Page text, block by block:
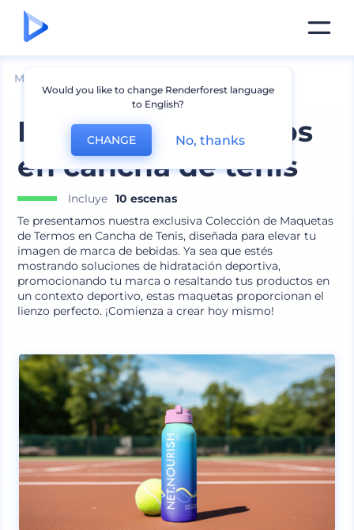
Mockups
Mockups de termos
en cancha de tenis
Incluye 10 escenas
Te presentamos nuestra exclusiva Colección de Maquetas
de Termos en Cancha de Tenis, diseñada para elevar tu
imagen de marca de bebidas. Ya sea que estés
mostrando soluciones de hidratación deportiva,
promocionando tu marca o resaltando tus productos en
un contexto deportivo, estas maquetas proporcionan el
lienzo perfecto. ¡Comienza a crear hoy mismo!
Would you like to change Renderforest language
to English?
CHANGE No, thanks